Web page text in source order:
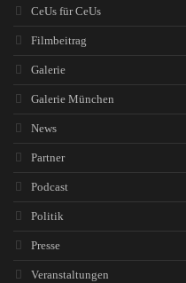
CeUs für CeUs
Filmbeitrag
Galerie
Galerie München
News
Partner
Podcast
Politik
Presse
Veranstaltungen